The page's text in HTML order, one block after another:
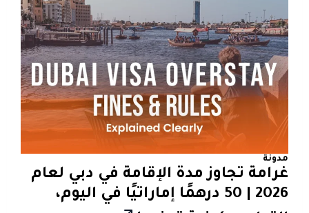
مدونة
غرامة تجاوز مدة الإقامة في دبي لعام
2026 | 50 درهمًا إماراتيًا في اليوم،